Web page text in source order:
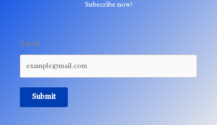
Subscribe now!
Email
Submit